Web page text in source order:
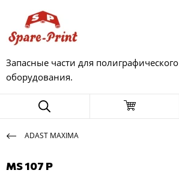
Запасные части для полиграфического
оборудования.
ADAST MAXIMA
MS 107 P